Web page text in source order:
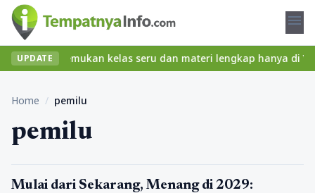
menu
UPDATE
ribet? Temukan kelas seru dan materi lengkap hanya di
Home / pemilu
pemilu
Berita
Mulai dari Sekarang, Menang di 2029: